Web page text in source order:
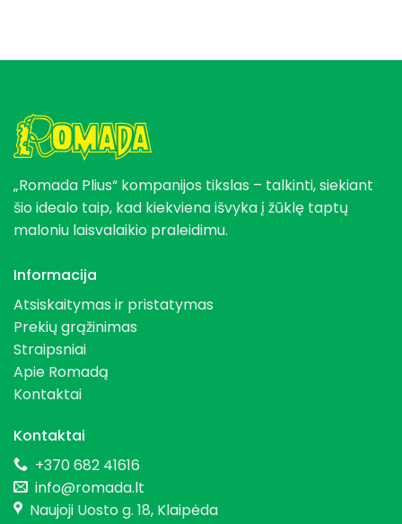
„Romada Plius“ kompanijos tikslas – talkinti, siekiant
šio idealo taip, kad kiekviena išvyka į žūklę taptų
maloniu laisvalaikio praleidimu.
Informacija
Atsiskaitymas ir pristatymas
Prekių grąžinimas
Straipsniai
Apie Romadą
Kontaktai
Kontaktai
+370 682 41616
info@romada.lt
Naujoji Uosto g. 18, Klaipėda